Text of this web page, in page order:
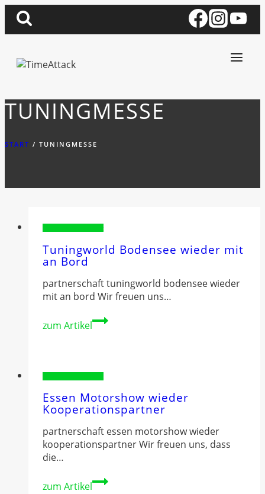
Zum
Inhalt
springen
TUNINGMESSE
START / TUNINGMESSE
Tuningworld Bodensee wieder mit
an Bord
partnerschaft tuningworld bodensee wieder
mit an bord Wir freuen uns…
zum Artikel
Tuningworld
an
Bord
Essen Motorshow wieder
Kooperationspartner
partnerschaft essen motorshow wieder
kooperationspartner Wir freuen uns, dass
die…
zum Artikel
Essen